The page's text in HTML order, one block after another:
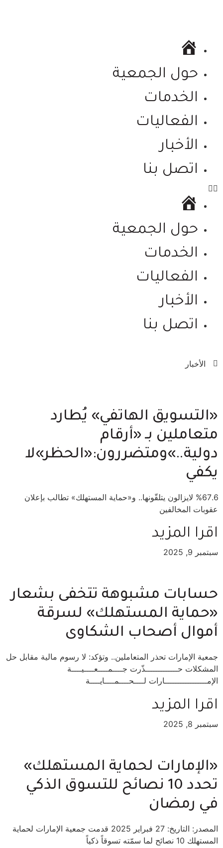
حول الجمعية
الخدمات
الفعاليات
الأخبار
اتصل بنا
حول الجمعية
الخدمات
الفعاليات
الأخبار
اتصل بنا
الأخبار
«التسويق الهاتفي» يُطارد
متعاملين بـ «أرقام
دولية..»ومتضررون:«الحظر»لا
يكفي
%67.6 لايزالون يتلقّونها.. و«حماية المستهلك» تطالب بإعلان
عقوبات المخالفين
اقرا المزيد
سبتمبر 9, 2025
حسابات مشبوهة تتخفى بشعار
«حماية المستهلك» لسرقة
أموال أصحاب الشكاوى
جمعية الإمارات تحذر المتعاملين.. وتؤكد: لا رسوم مالية مقابل حل
المشكلات حـــــــــــــذّرت جــــمــــعــــيــــة
الإمـــــــــــــــــارات لــــحــــمــــايــــة
اقرا المزيد
سبتمبر 8, 2025
«الإمارات لحماية المستهلك»
تحدد 10 نصائح للتسوق الذكي
في رمضان
المصدر: التاريخ: 27 فبراير 2025 قدمت جمعية الإمارات لحماية
المستهلك 10 نصائح لما سمّته تسوقاً ذكياً